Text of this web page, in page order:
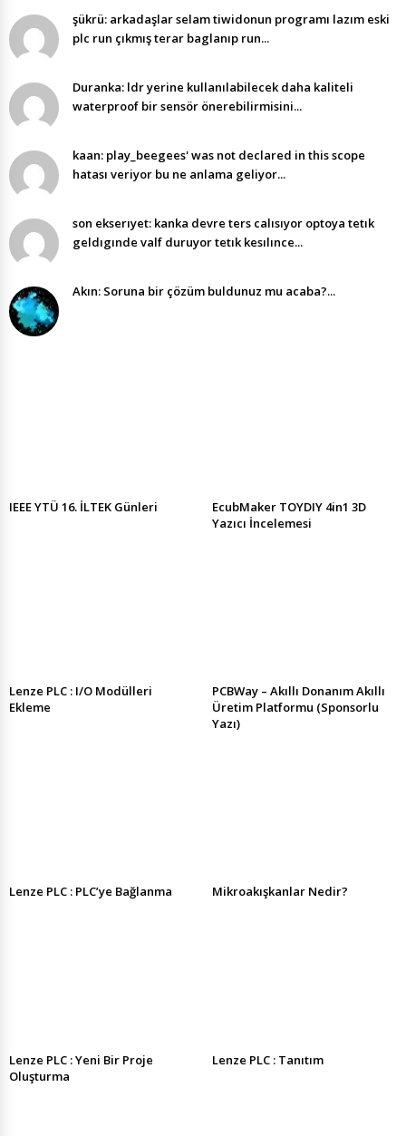
şükrü: arkadaşlar selam tiwidonun programı lazım eski
plc run çıkmış terar baglanıp run...
Duranka: ldr yerine kullanılabilecek daha kaliteli
waterproof bir sensör önerebilirmisini...
kaan: play_beegees' was not declared in this scope
hatası veriyor bu ne anlama geliyor...
son ekserıyet: kanka devre ters calısıyor optoya tetık
geldıgınde valf duruyor tetık kesılınce...
Akın: Soruna bir çözüm buldunuz mu acaba?...
IEEE YTÜ 16. İLTEK Günleri
EcubMaker TOYDIY 4in1 3D
Yazıcı İncelemesi
Lenze PLC : I/O Modülleri
Ekleme
PCBWay – Akıllı Donanım Akıllı
Üretim Platformu (Sponsorlu
Yazı)
Lenze PLC : PLC’ye Bağlanma Mikroakışkanlar Nedir?
Lenze PLC : Yeni Bir Proje
Oluşturma
Lenze PLC : Tanıtım